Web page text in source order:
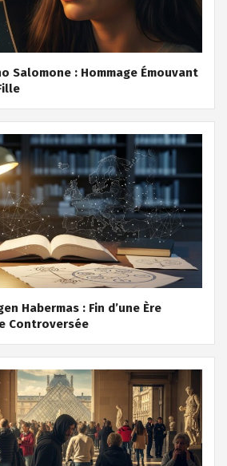
Salomone : Hommage Émouvant
Habermas : Fin d’une Ère
Controversée